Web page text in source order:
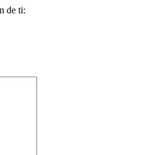
de ti: